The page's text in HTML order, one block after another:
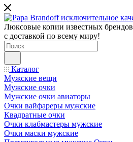
Люксовые копии известных брендов
с доставкой по всему миру!
Каталог
Мужские вещи
Мужские очки
Мужские очки авиаторы
Очки вайфареры мужские
Квадратные очки
Очки клабмастеры мужские
Очки маски мужские